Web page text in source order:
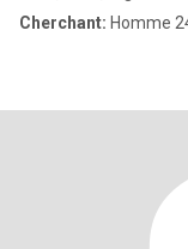
Cherchant: Homme